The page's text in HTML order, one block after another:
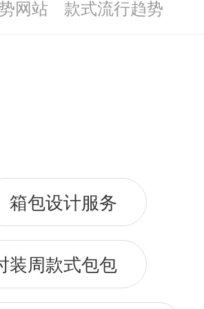
网站 款式流行趋势
箱包设计服务
装周款式包包